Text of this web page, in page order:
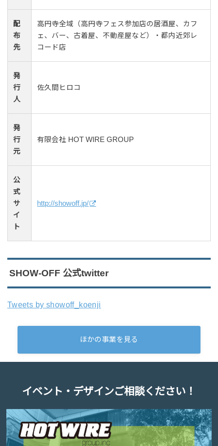
配
布
先
高円寺全域（高円寺フェス参加店の居酒屋、カフ
ェ、バー、古着屋、不動産屋など）・都内近郊レ
コード店
発
行
人
佐久間ヒロコ
発
行
元
有限会社 HOT WIRE GROUP
公
式
サ
イ
ト
http://showoff.jp/
SHOW-OFF 公式twitter
Tweets by showoff_koenji
ほかの事業を見る
イベント・デザインご相談ください！